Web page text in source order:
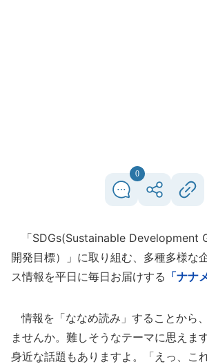
0
「SDGs(Sustainable Development
開発目標）」に取り組む、多種多様な
ス情報を平日に毎日お届けする 「ナナ
情報を「ななめ読み」することから
ませんか。難しそうなテーマに思えま
身近な話題もありますよ。「えっ、こ